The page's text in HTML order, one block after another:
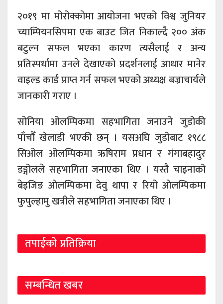
२०१९ मा मोरोक्कोमा आयोजना भएको विश्व जुनियर
च्याम्पियनसिपमा एक बाउट जित निकाल्दै २०० अंक
बटुल्न सफल भएका कारण त्यसैलाई र अन्य
प्रतिस्पर्धामा उनले देखाएको प्रदर्शनलाई आधार मानेर
वाइल्ड कार्ड प्राप्त गर्न सफल भएको अध्यक्ष बज्राचार्यले
जानकारी गराए ।
सोनिया ओलम्पिकमा सहभागिता जनाउने जुडोकी
पाँचौँ खेलाडी भएकी छन् । यसअघि जुडोबाट १९८८
सिओल ओलम्पिकमा ऋषिराम प्रधान र गंगाबहादुर
डङ्गोलले सहभागिता जनाएका थिए । यस्तै चाइनाको
बेइजिङ ओलम्पिकमा देवु थापा र रियो ओलम्पिकमा
फुपुल्हामु खत्रीले सहभागिता जनाएका थिए ।
तपाईको प्रतिक्रिया
सम्बन्धित खबर